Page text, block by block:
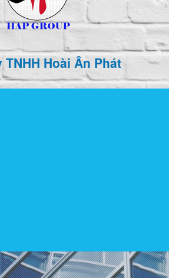
TNHH Hoài Ân Phát